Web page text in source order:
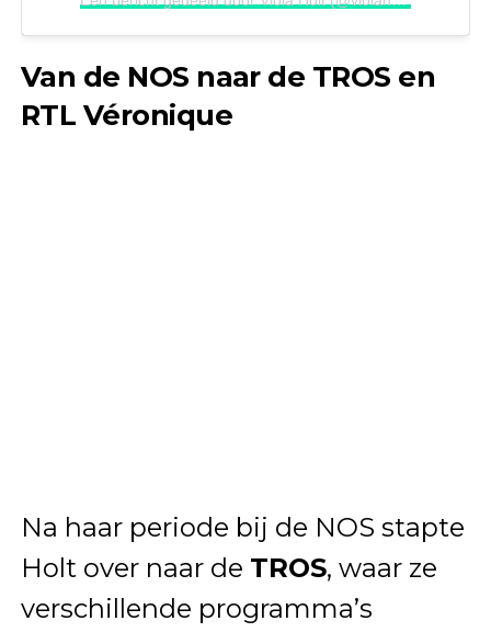
Van de NOS naar de TROS en
RTL Véronique
Na haar periode bij de NOS stapte
Holt over naar de TROS, waar ze
verschillende programma’s